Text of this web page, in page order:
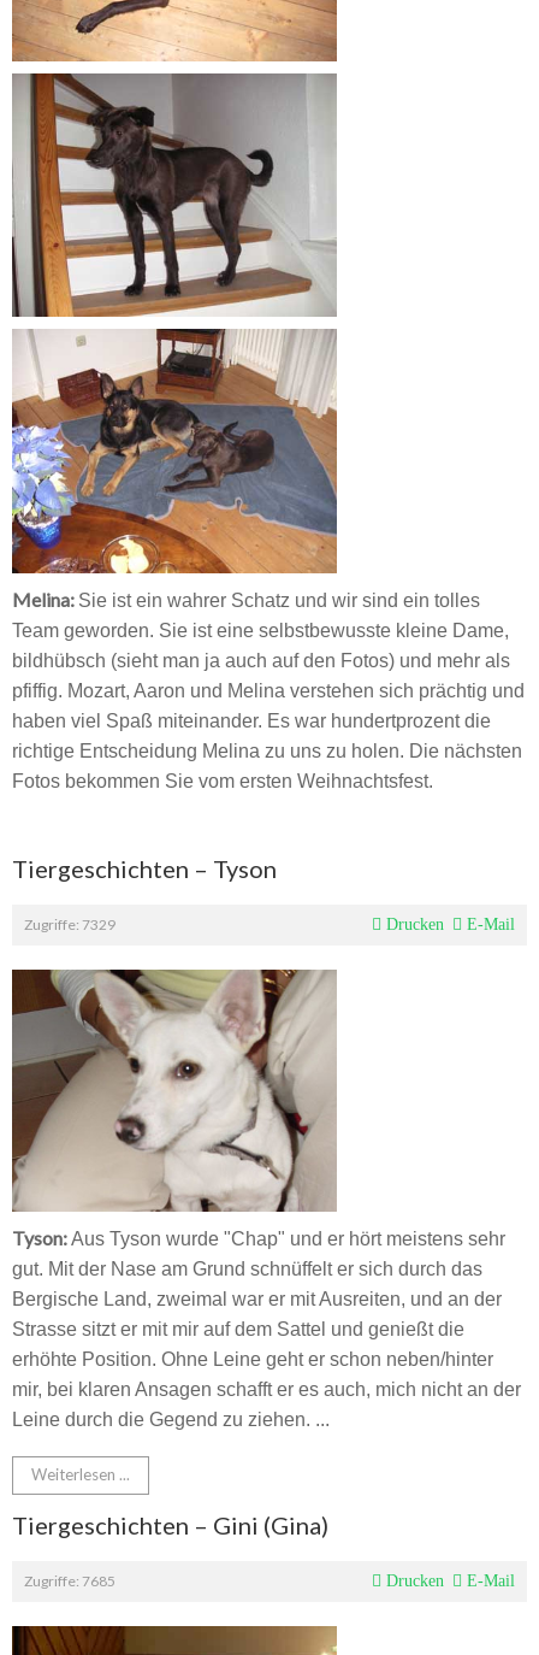
Melina: Sie ist ein wahrer Schatz und wir sind ein tolles
Team geworden. Sie ist eine selbstbewusste kleine Dame,
bildhübsch (sieht man ja auch auf den Fotos) und mehr als
pfiffig. Mozart, Aaron und Melina verstehen sich prächtig und
haben viel Spaß miteinander. Es war hundertprozent die
richtige Entscheidung Melina zu uns zu holen. Die nächsten
Fotos bekommen Sie vom ersten Weihnachtsfest.
Tiergeschichten – Tyson
Zugriffe: 7329 Drucken E-Mail
Tyson:Aus Tyson wurde "Chap" und er hört meistens sehr
gut. Mit der Nase am Grund schnüffelt er sich durch das
Bergische Land, zweimal war er mit Ausreiten, und an der
Strasse sitzt er mit mir auf dem Sattel und genießt die
erhöhte Position. Ohne Leine geht er schon neben/hinter
mir, bei klaren Ansagen schafft er es auch, mich nicht an der
Leine durch die Gegend zu ziehen. ...
Weiterlesen ...
Tiergeschichten – Gini (Gina)
Zugriffe: 7685 Drucken E-Mail